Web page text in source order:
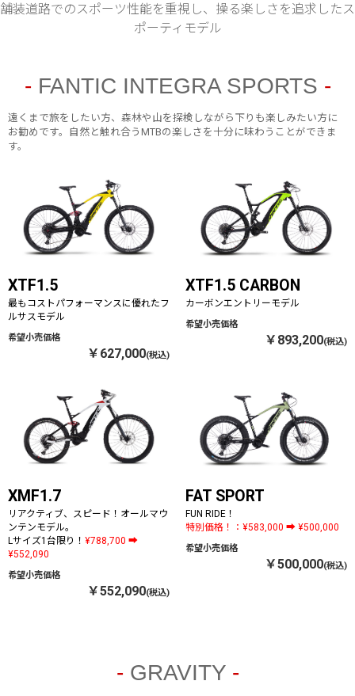
舗装道路でのスポーツ性能を重視し、操る楽しさを追求したス
ポーティモデル
FANTIC INTEGRA SPORTS
遠くまで旅をしたい方、森林や山を探検しながら下りも楽しみたい方に
お勧めです。自然と触れ合うMTBの楽しさを十分に味わうことができま
す。
XTF1.5
最もコストパフォーマンスに優れたフ
ルサスモデル
￥627,000
XTF1.5 CARBON
カーボンエントリーモデル
￥893,200
XMF1.7
リアクティブ、スピード！オールマウ
ンテンモデル。
Lサイズ1台限り！ ¥788,700 ➡
¥552,090
￥552,090
FAT SPORT
FUN RIDE！
特別価格！：¥583,000 ➡ ¥500,000
￥500,000
GRAVITY